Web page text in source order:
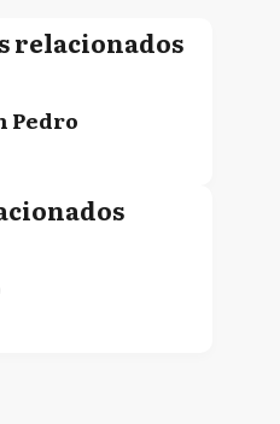
relacionados
Pedro